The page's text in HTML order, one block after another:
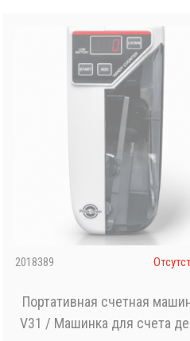
2018389
Портативная счетная
V31 / Машинка для счета